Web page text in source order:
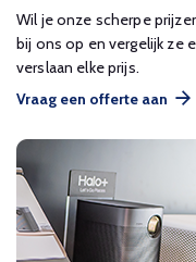
Wil je onze scherpe
bij ons op en vergelijk ze
verslaan elke prijs.
Vraag een offerte aan